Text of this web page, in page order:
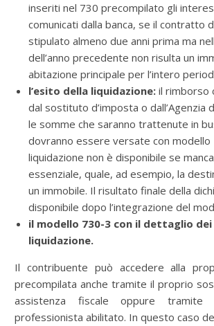
inseriti nel 730 precompilato gli
comunicati dalla banca, se il contratto
stipulato almeno due anni prima ma
dell’anno precedente non risulta un
abitazione principale per l’intero
l’esito della liquidazione: il rimborso
dal sostituto d’imposta o dall’Agenzia
le somme che saranno trattenute in
dovranno essere versate con modello
liquidazione non è disponibile se
essenziale, quale, ad esempio, la
un immobile. Il risultato finale della
disponibile dopo l’integrazione del
il modello 730-3 con il dettaglio
liquidazione.
Il contribuente può accedere alla
precompilata anche tramite il proprio
assistenza fiscale oppure
professionista abilitato. In questo caso